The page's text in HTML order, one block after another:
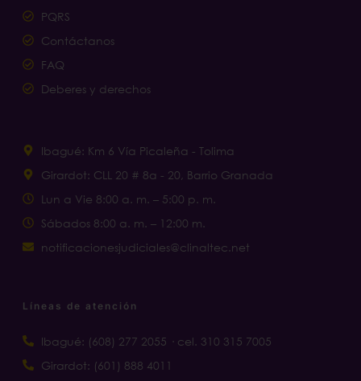
PQRS
Contáctanos
FAQ
Deberes y derechos
Ibagué: Km 6 Vía Picaleña - Tolima
Girardot: CLL 20 # 8a - 20, Barrio Granada
Lun a Vie 8:00 a. m. – 5:00 p. m.
Sábados 8:00 a. m. – 12:00 m.
notificacionesjudiciales@clinaltec.net
Líneas de atención
Ibagué: (608) 277 2055 · cel. 310 315 7005
Girardot: (601) 888 4011